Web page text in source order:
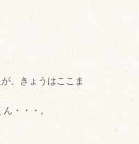
、きょうはここま
・・・。